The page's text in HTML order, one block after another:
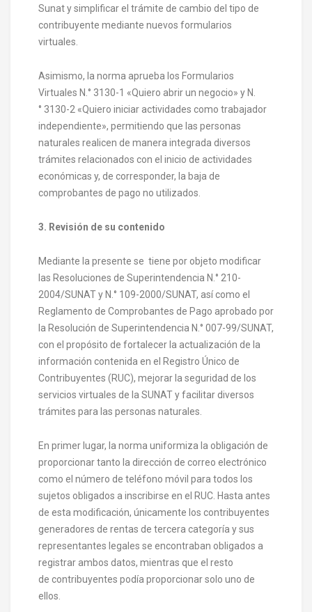
Sunat y simplificar el trámite de cambio del tipo de
contribuyente mediante nuevos formularios
virtuales.
Asimismo, la norma aprueba los Formularios
Virtuales N.° 3130-1 «Quiero abrir un negocio» y N.
° 3130-2 «Quiero iniciar actividades como trabajador
independiente», permitiendo que las personas
naturales realicen de manera integrada diversos
trámites relacionados con el inicio de actividades
económicas y, de corresponder, la baja de
comprobantes de pago no utilizados.
3. Revisión de su contenido
Mediante la presente se tiene por objeto modificar
las Resoluciones de Superintendencia N.° 210-
2004/SUNAT y N.° 109-2000/SUNAT, así como el
Reglamento de Comprobantes de Pago aprobado por
la Resolución de Superintendencia N.° 007-99/SUNAT,
con el propósito de fortalecer la actualización de la
información contenida en el Registro Único de
Contribuyentes (RUC), mejorar la seguridad de los
servicios virtuales de la SUNAT y facilitar diversos
trámites para las personas naturales.
En primer lugar, la norma uniformiza la obligación de
proporcionar tanto la dirección de correo electrónico
como el número de teléfono móvil para todos los
sujetos obligados a inscribirse en el RUC. Hasta antes
de esta modificación, únicamente los contribuyentes
generadores de rentas de tercera categoría y sus
representantes legales se encontraban obligados a
registrar ambos datos, mientras que el resto
de contribuyentes podía proporcionar solo uno de
ellos.